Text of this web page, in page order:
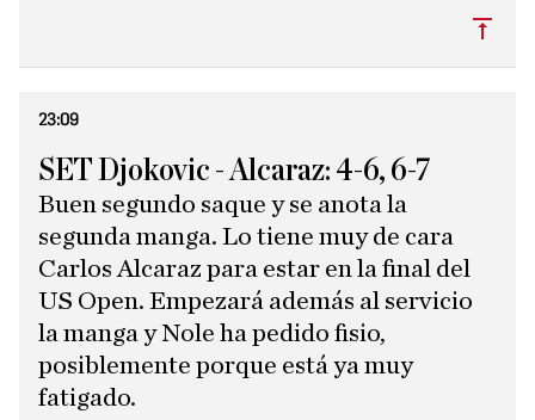
23:09
SET Djokovic - Alcaraz: 4-6, 6-7
Buen segundo saque y se anota la
segunda manga. Lo tiene muy de cara
Carlos Alcaraz para estar en la final del
US Open. Empezará además al servicio
la manga y Nole ha pedido fisio,
posiblemente porque está ya muy
fatigado.